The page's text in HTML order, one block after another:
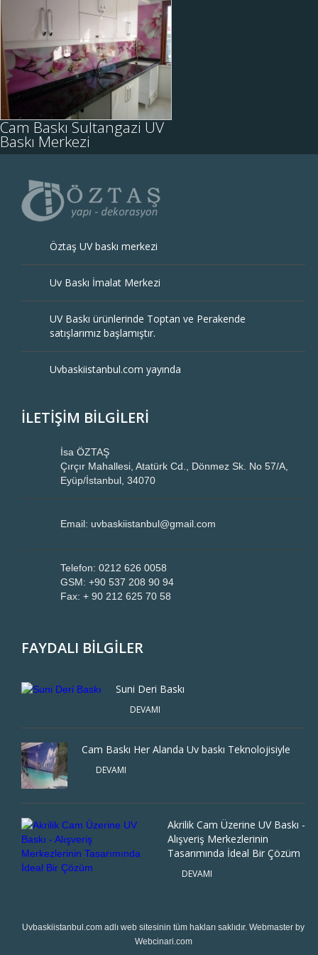
Cam Baskı Sultangazi UV
Baskı Merkezi
Cam Baskı
Sultangazi UV
Baskı Merkezi
Öztaş UV Baskı merkezi
olarak, sultangazi ilçesinde
mutfak cam panel çalışması
yapılmıştır. UV baskı
uygulamalarında sadece
&....
Öztaş UV baskı merkezi
Uv Baskı İmalat Merkezi
UV Baskı ürünlerinde Toptan ve Perakende
satışlarımız başlamıştır.
Uvbaskiistanbul.com yayında
İLETİŞİM BİLGİLERİ
İsa ÖZTAŞ
Çırçır Mahallesi, Atatürk Cd., Dönmez Sk. No 57/A,
Eyüp/İstanbul, 34070
Email: uvbaskiistanbul@gmail.com
Telefon: 0212 626 0058
GSM: +90 537 208 90 94
Fax: + 90 212 625 70 58
FAYDALI BİLGİLER
Suni Deri Baskı
DEVAMI
Cam Baskı Her Alanda Uv baskı Teknolojisiyle
DEVAMI
Akrilik Cam Üzerine UV Baskı -
Alışveriş Merkezlerinin
Tasarımında İdeal Bir Çözüm
DEVAMI
Uvbaskiistanbul.com adlı web sitesinin tüm hakları saklıdır. Webmaster by
Webcinari.com